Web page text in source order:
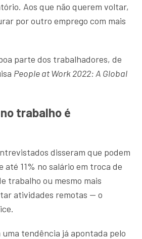
Aos que não querem voltar,
por outro emprego com mais
parte dos trabalhadores, de
People at Work 2022: A Global
trabalho é
disseram que podem
11% no salário em troca de
trabalho ou mesmo mais
atividades remotas — o
uma tendência já apontada pelo